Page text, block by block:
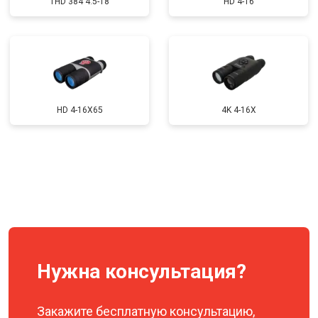
Замена шлейфа гарнитуры Заказать
Ремонт платы управления
(восстановление)
от 1500 ₽
Восстановление после попадания
от 1300 ₽ Заказать
HD 4-16X65 4K 4-16X
Нужна консультация?
Закажите бесплатную консультацию,